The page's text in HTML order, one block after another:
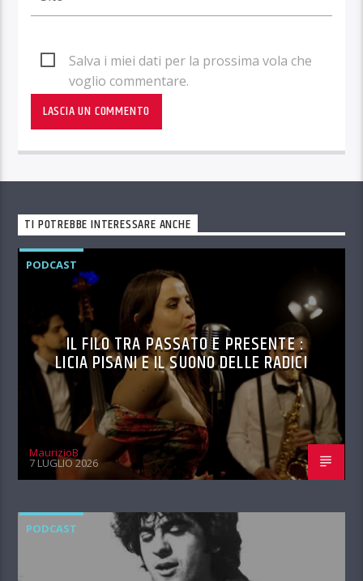
Salva i miei dati per la prossima vola che
voglio commentare.
TI POTREBBE INTERESSARE ANCHE
PODCAST
IL FILO TRA PASSATO E PRESENTE :
LICIA PISANI E IL SUONO DELLE RADICI
MaurizioB
7 LUGLIO 2026
PODCAST